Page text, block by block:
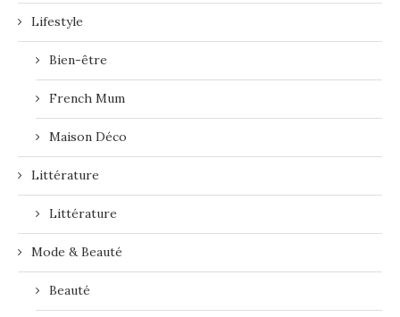
Lifestyle
Bien-être
French Mum
Maison Déco
Littérature
Littérature
Mode & Beauté
Beauté